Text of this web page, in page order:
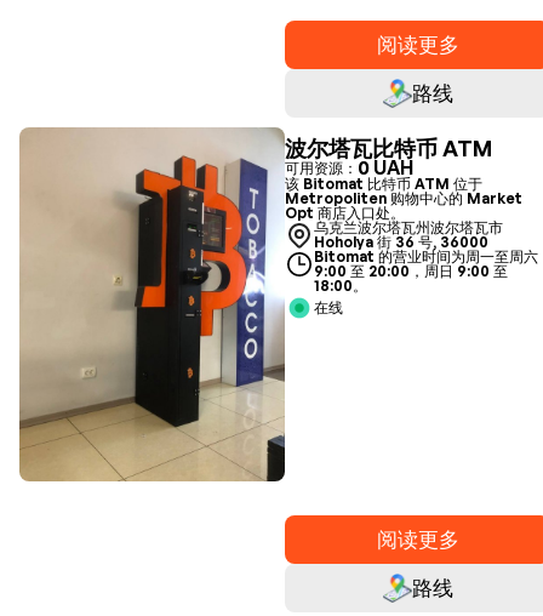
阅读更多
路线
波尔塔瓦比特币 ATM
可用资源： 0 UAH
该 Bitomat 比特币 ATM 位于
Metropoliten 购物中心的 Market
Opt 商店入口处。
乌克兰波尔塔瓦州波尔塔瓦市
Hoholya 街 36 号, 36000
Bitomat 的营业时间为周一至周六
9:00 至 20:00，周日 9:00 至
18:00。
在线
阅读更多
路线